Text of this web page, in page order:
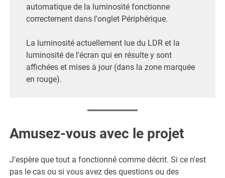
automatique de la luminosité fonctionne
correctement dans l'onglet Périphérique.
La luminosité actuellement lue du LDR et la
luminosité de l'écran qui en résulte y sont
affichées et mises à jour (dans la zone marquée
en rouge).
Amusez-vous avec le projet
J'espère que tout a fonctionné comme décrit. Si ce n'est
pas le cas ou si vous avez des questions ou des